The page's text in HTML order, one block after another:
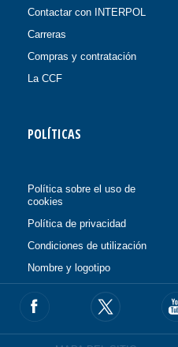
Contactar con INTERPOL
Carreras
Compras y contratación
La CCF
POLÍTICAS
Política sobre el uso de
cookies
Política de privacidad
Condiciones de utilización
Nombre y logotipo